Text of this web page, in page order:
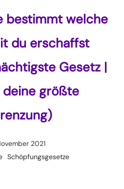
bestimmt welche
du erschaffst
Gesetz |
deine größte
2021
Schöpfungsgesetze